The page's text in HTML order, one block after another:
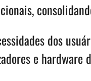
dos
e hardware